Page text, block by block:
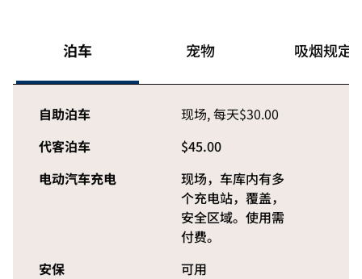
泊车 宠物 吸烟规定
自助泊车 现场,每天$30.00
代客泊车
$45.00
电动汽车充电
现场，车库内有多
个充电站，覆盖，
安全区域。使用需
付费。
安保
可用